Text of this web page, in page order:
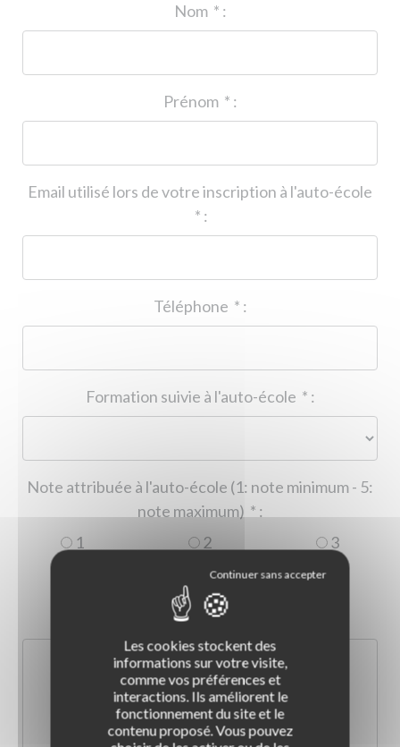
* :
* :
Email utilisé lors de votre inscription à l'auto-école
* :
* :
* :
Note attribuée à l'auto-école (1: note minimum - 5:
* :
1
2
3
5
Les cookies stockent des
informations sur votre visite,
comme vos préférences et
interactions. Ils améliorent le
fonctionnement du site et le
contenu proposé. Vous pouvez